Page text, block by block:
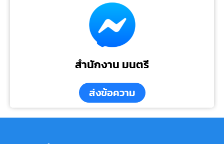
สำนักงาน มนตรี
ส่งข้อความ